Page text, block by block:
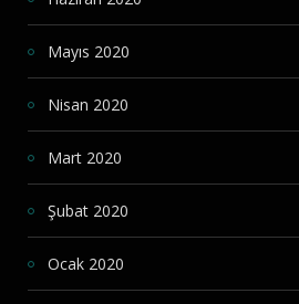
Mayıs 2020
Nisan 2020
Mart 2020
Şubat 2020
Ocak 2020